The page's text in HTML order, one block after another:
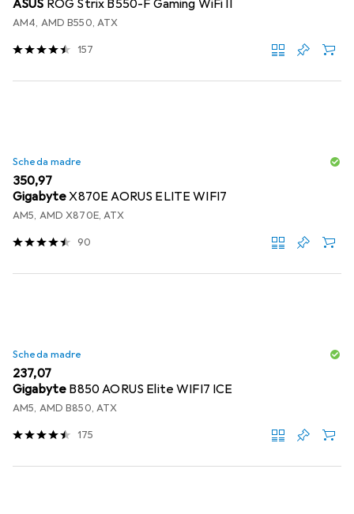
ASUS ROG Strix B550-F Gaming WiFi II
AM4, AMD B550, ATX
157
Scheda madre
EUR
350,97
GigabyteX870E AORUS ELITE WIFI7
AM5, AMD X870E, ATX
90
Scheda madre
EUR
237,07
Gigabyte B850 AORUS Elite WIFI7 ICE
AM5, AMD B850, ATX
175